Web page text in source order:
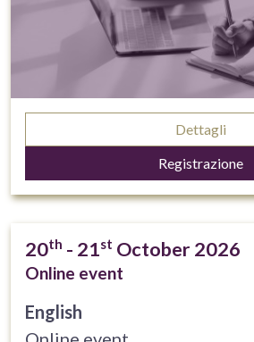
Dettagli
Registrazione
20th - 21st October 2026
Online event
English